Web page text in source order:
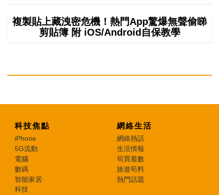
複製貼上藏洩密危機！熱門App驚爆無聲偷睇
剪貼簿 附 iOS/Android自保教學
科技焦點
iPhone
5G流動
電腦
數碼
智能家居
科技
網絡生活
網絡熱話
生活情報
筍買着數
旅遊筍料
熱門話題